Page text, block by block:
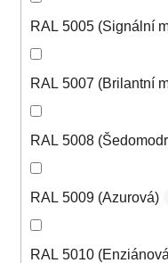
RAL 5005 (Signální
RAL 5007 (Brilantní
RAL 5008
RAL 5009 (Azurová)
RAL 5010